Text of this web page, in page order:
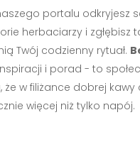
portalu odkryjesz
herbaciarzy i zgłębisz
Twój codzienny rytuał.
i porad - to
że w filiżance dobrej
więcej niż tylko napój.